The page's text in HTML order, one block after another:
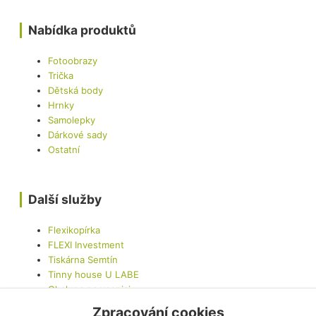
Nabídka produktů
Fotoobrazy
Trička
Dětská body
Hrnky
Samolepky
Dárkové sady
Ostatní
Další služby
Flexikopírka
FLEXI Investment
Tiskárna Semtín
Tinny house U LABE
Chalupa na vesnici
LED Car - Mobilní LED obrazovka
Zpracování cookies